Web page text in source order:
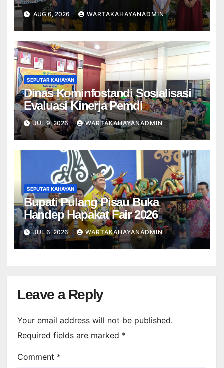
Pelajar
AUG 6, 2026 WARTAKAHAYANADMIN
SEPUTAR KAHAYAN
Dinas Kominfostandi Sosialisasi
Evaluasi Kinerja Pemdi
JUL 9, 2026 WARTAKAHAYANADMIN
SEPUTAR KAHAYAN
Bupati Pulang Pisau Buka
Handep Hapakat Fair 2026
JUL 6, 2026 WARTAKAHAYANADMIN
Leave a Reply
Your email address will not be published.
Required fields are marked *
Comment *